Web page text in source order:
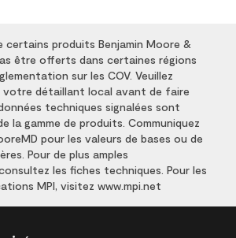
certains produits Benjamin Moore &
être offerts dans certaines régions
sur les COV. Veuillez
votre détaillant local avant de faire
techniques signalées sont
la gamme de produits. Communiquez
pour les valeurs de bases ou de
Pour de plus amples
les fiches techniques. Pour les
MPI, visitez www.mpi.net